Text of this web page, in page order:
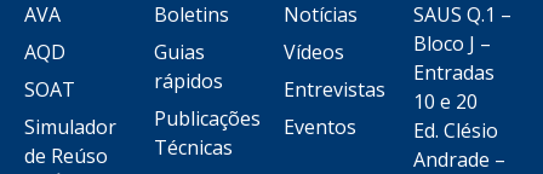
AVA
AQD
SOAT
Simulador
de Reúso
Boletins
Guias
rápidos
Publicações
Técnicas
Notícias
Vídeos
Entrevistas
Eventos
SAUS Q.1 –
Bloco J –
Entradas
10 e 20
Ed. Clésio
Andrade –